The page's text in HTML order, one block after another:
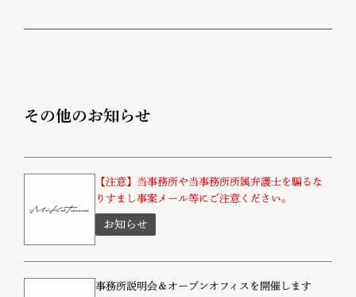
その他のお知らせ
【注意】当事務所や当事務所所属弁護士を騙るな
りすまし事案メール等にご注意ください。
お知らせ
事務所説明会＆オープンオフィスを開催します